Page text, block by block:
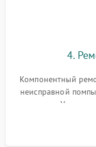
4.
Компонентный
неисправной
жерновов.
ring) и